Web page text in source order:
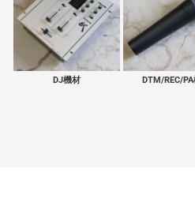
DJ機材 DTM/REC/